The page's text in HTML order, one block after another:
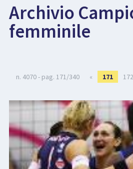
Archivio
femminile
n. 4070 - pag. 171/340 « 171 172